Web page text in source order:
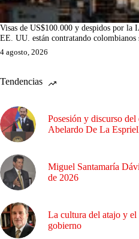
Visas de US$100.000 y despidos por la
EE. UU. están contratando colombianos
4 agosto, 2026
Tendencias
Posesión y discurso del
Abelardo De La
Miguel Santamaría
de 2026
La cultura del atajo y
gobierno